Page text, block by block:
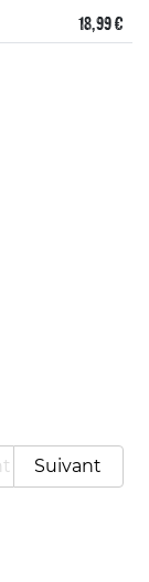
18,99 €
Suivant